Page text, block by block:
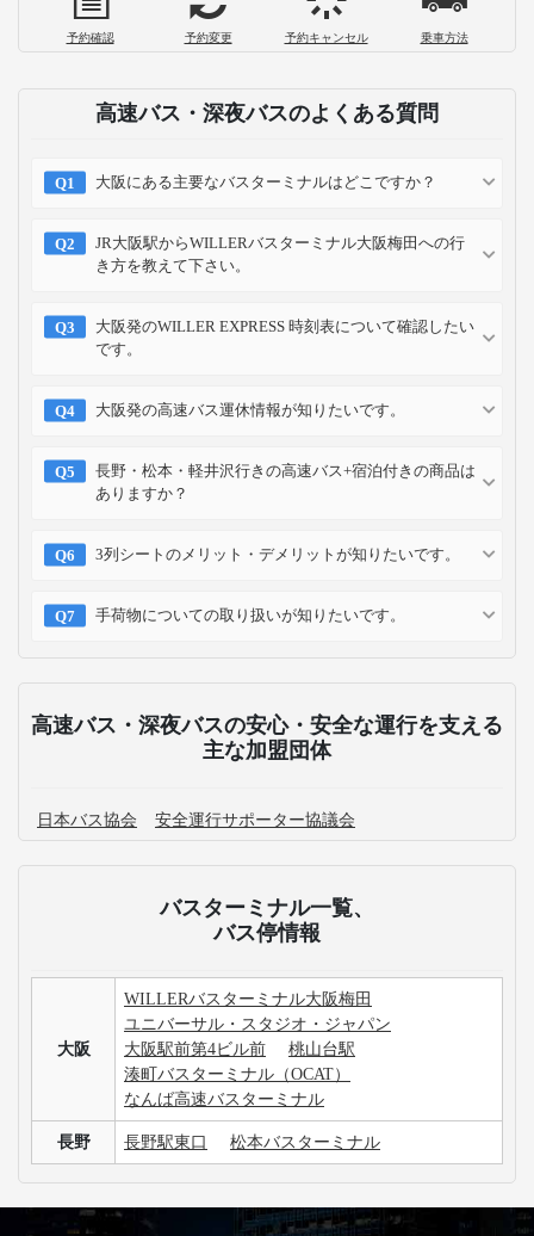
予約確認 予約変更 予約キャンセル 乗車方法
高速バス・深夜バスのよくある質問
大阪にある主要なバスターミナルはどこですか？
JR大阪駅からWILLERバスターミナル大阪梅田への行
き方を教えて下さい。
大阪発のWILLER EXPRESS 時刻表について確認したい
です。
大阪発の高速バス運休情報が知りたいです。
長野・松本・軽井沢行きの高速バス+宿泊付きの商品は
ありますか？
3列シートのメリット・デメリットが知りたいです。
手荷物についての取り扱いが知りたいです。
高速バス・深夜バスの安心・安全な運行を支える
主な加盟団体
日本バス協会 安全運行サポーター協議会
バスターミナル一覧、
バス停情報
大阪
WILLERバスターミナル大阪梅田
ユニバーサル・スタジオ・ジャパン
大阪駅前第4ビル前
桃山台駅
湊町バスターミナル（OCAT）
なんば高速バスターミナル
長野 長野駅東口 松本バスターミナル